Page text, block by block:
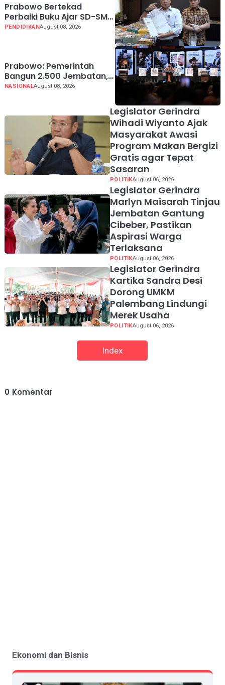
Prabowo Bertekad
Perbaiki Buku Ajar SD-SMA,
Jadikan Negara Lain
PENDIDIKANAugust 08, 2026
Prabowo: Pemerintah
Bangun 2.500 Jembatan,
Perbaiki 70.000 Sekolah
NASIONALAugust 08, 2026
Legislator Gerindra
Wihadi Wiyanto Ajak
Masyarakat Awasi
Program Makan Bergizi
Gratis agar Tepat
Sasaran
POLITIKAugust 06, 2026
Legislator Gerindra
Marlyn Maisarah Tinjau
Jembatan Gantung
Cibeber, Pastikan
Aspirasi Warga
Terlaksana
POLITIKAugust 06, 2026
Legislator Gerindra
Kartika Sandra Desi
Dorong UMKM
Palembang Lindungi
Merek Usaha
POLITIKAugust 06, 2026
Index
0 Komentar
Ekonomi dan Bisnis